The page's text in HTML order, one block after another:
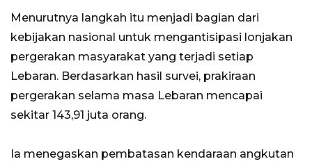
Menurutnya langkah itu menjadi bagian dari
kebijakan nasional untuk mengantisipasi lonjakan
pergerakan masyarakat yang terjadi setiap
Lebaran. Berdasarkan hasil survei, prakiraan
pergerakan selama masa Lebaran mencapai
sekitar 143,91 juta orang.
Ia menegaskan pembatasan kendaraan angkutan